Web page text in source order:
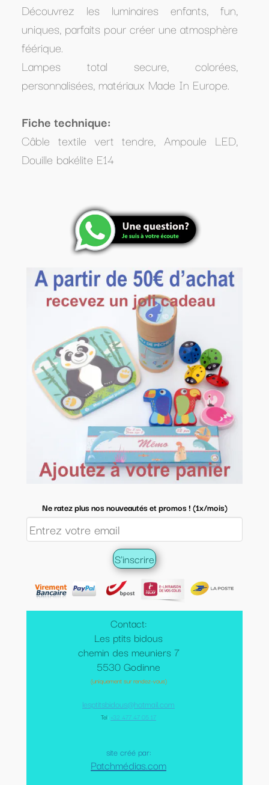
Contact:
Les ptits bidous
chemin des meuniers 7
5530 Godinne
(uniquement sur rendez-vous)
lesptitsbidous@hotmail.com
Tel: +32 477 47 05 17
site créé par:
Patchmédias.com
Ne ratez plus nos nouveautés et promos ! (1x/mois)
Découvrez les luminaires enfants, fun,
uniques, parfaits pour créer une atmosphère
féérique.
Lampes total secure, colorées,
personnalisées, matériaux Made In Europe.
Fiche technique:
Câble textile vert tendre, Ampoule LED,
Douille bakélite E14